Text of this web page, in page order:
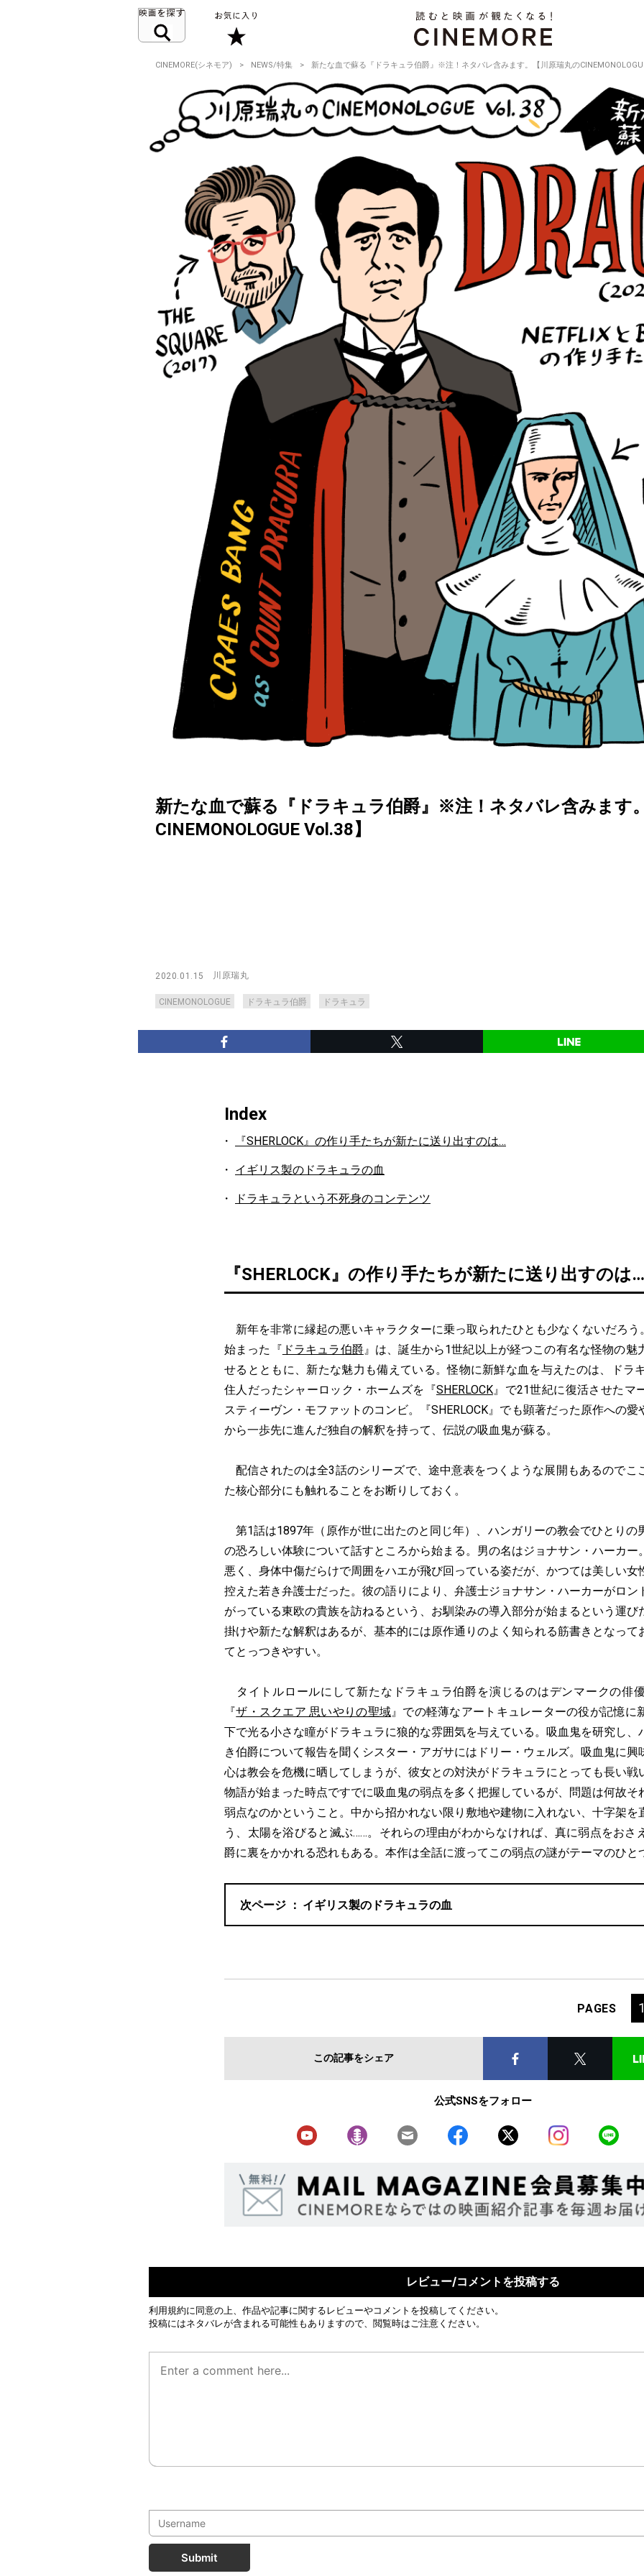
CINEMORE(シネモア) NEWS/特集 新たな血で蘇る『ドラキュラ伯爵』※注！ネタバレ含みます。【川原瑞丸の
新たな血で蘇る『ドラキュラ伯爵』※注！ネタバレ含みます
CINEMONOLOGUE Vol.38】
2020.01.15 川原瑞丸
CINEMONOLOGUE ドラキュラ伯爵 ドラキュラ
Index
『SHERLOCK』の作り手たちが新たに送り出すのは…
イギリス製のドラキュラの血
ドラキュラという不死身のコンテンツ
『SHERLOCK』の作り手たちが新たに送り出すのは…
新年を非常に縁起の悪いキャラクターに乗っ取られたひとも少なくないだろう
始まった『 ドラキュラ伯爵』は、誕生から1世紀以上が経つこの有名な怪物の魅
せるとともに、新たな魅力も備えている。怪物に新鮮な血を与えたのは、ドラ
住人だったシャーロック・ホームズを『SHERLOCK』で21世紀に復活させたマ
スティーヴン・モファットのコンビ。『SHERLOCK』でも顕著だった原作への
から一歩先に進んだ独自の解釈を持って、伝説の吸血鬼が蘇る。
配信されたのは全3話のシリーズで、途中意表をつくような展開もあるのでこ
た核心部分にも触れることをお断りしておく。
第1話は1897年（原作が世に出たのと同じ年）、ハンガリーの教会でひとりの
の恐ろしい体験について話すところから始まる。男の名はジョナサン・ハーカー
悪く、身体中傷だらけで周囲をハエが飛び回っている姿だが、かつては美しい女
控えた若き弁護士だった。彼の語りにより、弁護士ジョナサン・ハーカーがロン
がっている東欧の貴族を訪ねるという、お馴染みの導入部分が始まるという運び
掛けや新たな解釈はあるが、基本的には原作通りのよく知られる筋書きとなって
てとっつきやすい。
タイトルロールにして新たなドラキュラ伯爵を演じるのはデンマークの俳
『ザ・スクエア 思いやりの聖域』での軽薄なアートキュレーターの役が記憶に
下で光る小さな瞳がドラキュラに狼的な雰囲気を与えている。吸血鬼を研究し、
き伯爵について報告を聞くシスター・アガサにはドリー・ウェルズ。吸血鬼に興
心は教会を危機に晒してしまうが、彼女との対決がドラキュラにとっても長い戦
物語が始まった時点ですでに吸血鬼の弱点を多く把握しているが、問題は何故そ
弱点なのかということ。中から招かれない限り敷地や建物に入れない、十字架を
う、太陽を浴びると滅ぶ……。それらの理由がわからなければ、真に弱点をおさ
爵に裏をかかれる恐れもある。本作は全話に渡ってこの弱点の謎がテーマのひと
イギリス製のドラキュラの血
PAGES
この記事をシェア
公式SNSをフォロー
レビュー/コメントを投稿する
利用規約に同意の上、作品や記事に関するレビューやコメントを投稿してください。
投稿にはネタバレが含まれる可能性もありますので、閲覧時はご注意ください。
Submit